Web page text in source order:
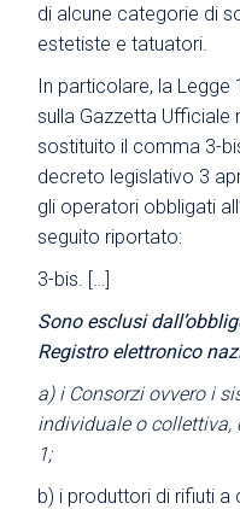
di alcune categorie di
estetiste e tatuatori.
In particolare, la
sulla Gazzetta Ufficiale
sostituito il comma 3-
decreto legislativo 3
gli operatori obbligati
seguito riportato:
3-bis. […]
Sono esclusi
Registro elettronico
a) i Consorzi ovvero i
individuale o collettiva,
1;
b) i produttori di rifiuti a